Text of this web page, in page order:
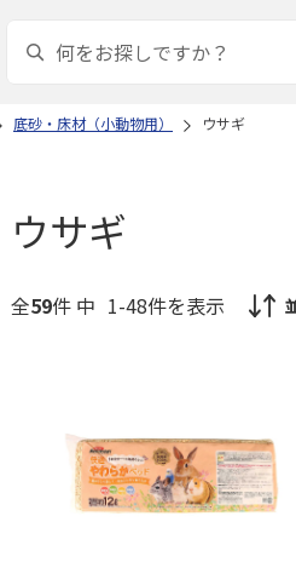
底砂・床材（小動物用） ウサギ
ウサギ
全59件 中 1-48件を表示